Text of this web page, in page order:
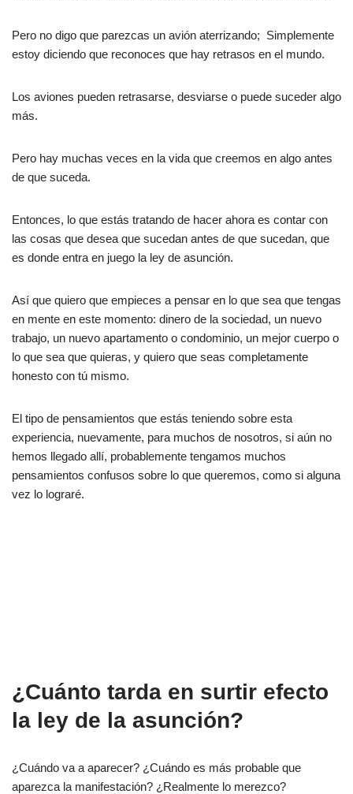
Pero no digo que parezcas un avión aterrizando; Simplemente
estoy diciendo que reconoces que hay retrasos en el mundo.
Los aviones pueden retrasarse, desviarse o puede suceder algo
más.
Pero hay muchas veces en la vida que creemos en algo antes
de que suceda.
Entonces, lo que estás tratando de hacer ahora es contar con
las cosas que desea que sucedan antes de que sucedan, que
es donde entra en juego la ley de asunción.
Así que quiero que empieces a pensar en lo que sea que tengas
en mente en este momento: dinero de la sociedad, un nuevo
trabajo, un nuevo apartamento o condominio, un mejor cuerpo o
lo que sea que quieras, y quiero que seas completamente
honesto con tú mismo.
El tipo de pensamientos que estás teniendo sobre esta
experiencia, nuevamente, para muchos de nosotros, si aún no
hemos llegado allí, probablemente tengamos muchos
pensamientos confusos sobre lo que queremos, como si alguna
vez lo lograré.
¿Cuánto tarda en surtir efecto
la ley de la asunción?
¿Cuándo va a aparecer? ¿Cuándo es más probable que
aparezca la manifestación? ¿Realmente lo merezco?